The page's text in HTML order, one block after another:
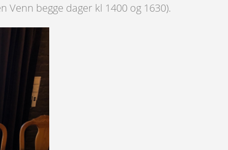
Venn begge dager kl 1400 og 1630).